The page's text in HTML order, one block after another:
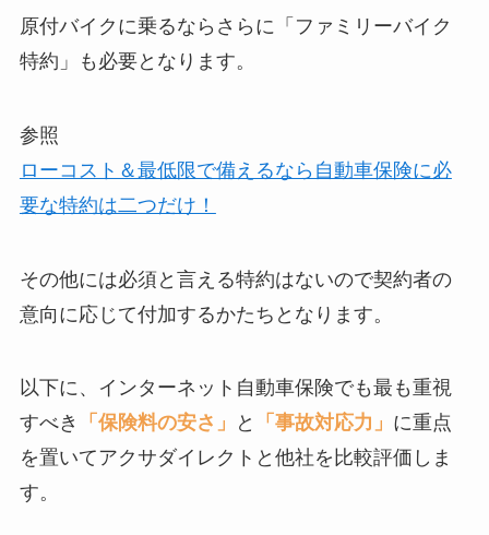
原付バイクに乗るならさらに「ファミリーバイク
特約」も必要となります。
参照
ローコスト＆最低限で備えるなら自動車保険に必
要な特約は二つだけ！
その他には必須と言える特約はないので契約者の
意向に応じて付加するかたちとなります。
以下に、インターネット自動車保険でも最も重視
すべき
「保険料の安さ」 と 「事故対応力」 に重点
を置いてアクサダイレクトと他社を比較評価しま
す。